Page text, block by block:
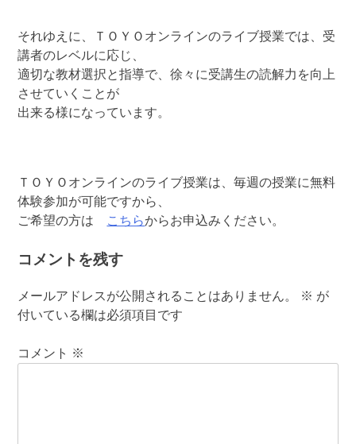
それゆえに、ＴＯＹＯオンラインのライブ授業では、受
講者のレベルに応じ、
適切な教材選択と指導で、徐々に受講生の読解力を向上
させていくことが
出来る様になっています。
ＴＯＹＯオンラインのライブ授業は、毎週の授業に無料
体験参加が可能ですから、
ご希望の方は
こちらからお申込みください。
コメントを残す
メールアドレスが公開されることはありません。 ※ が
付いている欄は必須項目です
コメント ※